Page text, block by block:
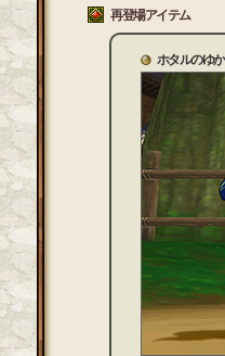
再登場アイテム
ホタルのゆ